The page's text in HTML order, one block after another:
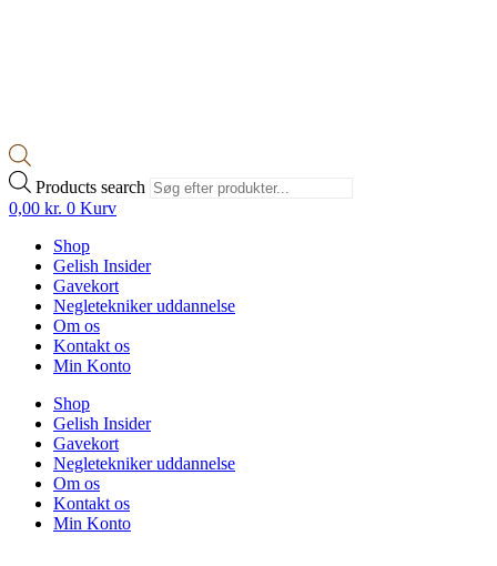
Products search
0,00 kr. 0 Kurv
Shop
Gelish Insider
Gavekort
Negletekniker uddannelse
Om os
Kontakt os
Min Konto
Shop
Gelish Insider
Gavekort
Negletekniker uddannelse
Om os
Kontakt os
Min Konto